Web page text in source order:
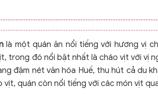
là một quán ăn nổi tiếng với hương vị
trong đó nổi bật nhất là cháo vịt với vị
đậm nét văn hóa Huế, thu hút cả du
vịt, quán còn nổi tiếng với các món vịt